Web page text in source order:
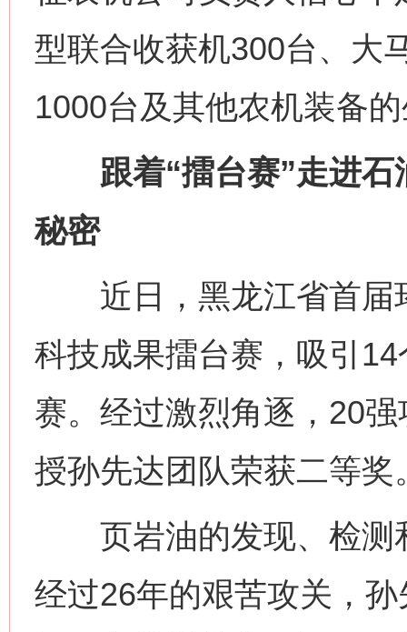
型联合收获机300台、大
1000台及其他农机装备
跟着“擂台赛”走进石
秘密
近日，黑龙江省首届
科技成果擂台赛，吸引
赛。经过激烈角逐，20
授孙先达团队荣获二等奖
页岩油的发现、检测
经过26年的艰苦攻关，